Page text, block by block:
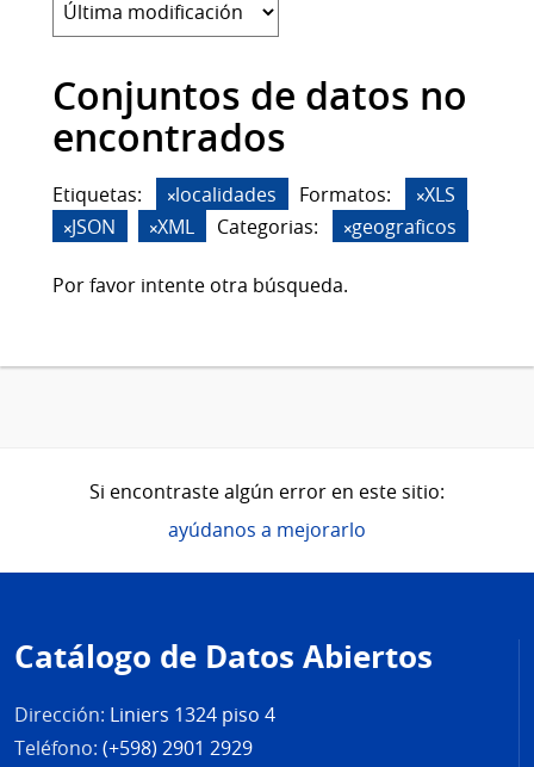
Conjuntos de datos no
encontrados
Etiquetas: localidades Formatos:
XLS
JSON
XML Categorias: geograficos
Por favor intente otra búsqueda.
Si encontraste algún error en este sitio:
ayúdanos a mejorarlo
de
página
Catálogo de Datos Abiertos
Dirección: Liniers 1324 piso 4
Teléfono: (+598) 2901 2929